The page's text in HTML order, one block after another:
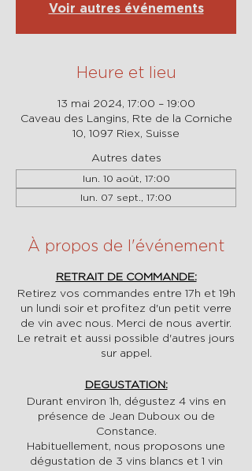
Voir autres événements
Heure et lieu
13 mai 2024, 17:00 – 19:00
Caveau des Langins, Rte de la Corniche
10, 1097 Riex, Suisse
Autres dates
lun. 10 août, 17:00
lun. 07 sept., 17:00
À propos de l'événement
RETRAIT DE COMMANDE:
Retirez vos commandes entre 17h et 19h
un lundi soir et profitez d'un petit verre
de vin avec nous. Merci de nous avertir.
Le retrait et aussi possible d'autres jours
sur appel.
DEGUSTATION:
Durant environ 1h, dégustez 4 vins en
présence de Jean Duboux ou de
Constance.
Habituellement, nous proposons une
dégustation de 3 vins blancs et 1 vin